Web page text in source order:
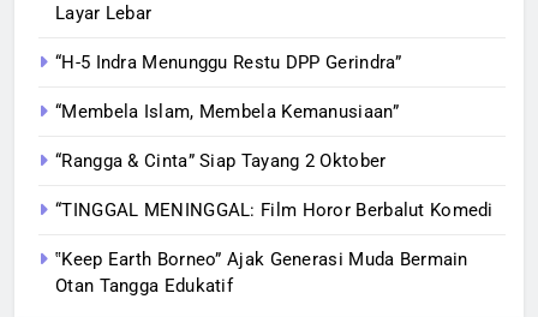
Layar Lebar
“H-5 Indra Menunggu Restu DPP Gerindra”
“Membela Islam, Membela Kemanusiaan”
“Rangga & Cinta” Siap Tayang 2 Oktober
“TINGGAL MENINGGAL: Film Horor Berbalut Komedi
‟Keep Earth Borneo” Ajak Generasi Muda Bermain
Otan Tangga Edukatif